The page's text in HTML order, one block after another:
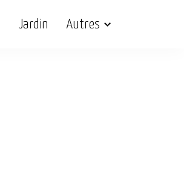
Jardin Autres